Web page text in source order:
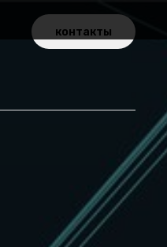
контакты